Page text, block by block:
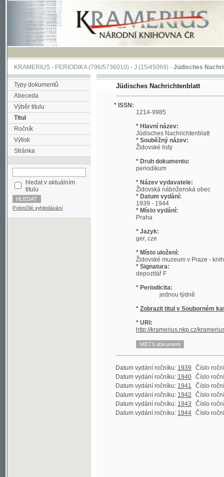
KRAMERIUS-PERIODIKA(796/5736010) -J(15/45069) -Jüdisches
Typy dokumentů
Abeceda
Výběr titulu
Titul
Ročník
Výtisk
Stránka
hledat v aktuálním
Pokročilé vyhledávání
Jüdisches Nachrichtenblatt
* ISSN:
1214-9985
* Hlavní název:
* Souběžný název:
Židovské listy
* Druh dokumentu:
* Název vydavatele:
Židovská náboženská obec
* Datum vydání:
1939 - 1944
* Místo vydání:
Praha
* Jazyk:
ger, cze
* Místo uložení:
Židovské muzeum v Praze - knihovna
* Signatura:
depozitář F
* Periodicita:
jednou týdně
http://kramerius.nkp.cz/kramerius/
Datum vydání ročníku:1939 Číslo ročníku:1
Datum vydání ročníku:1940 Číslo ročníku:
Datum vydání ročníku:1943 Číslo ročníku:5
Datum vydání ročníku:1944 Číslo ročníku:6